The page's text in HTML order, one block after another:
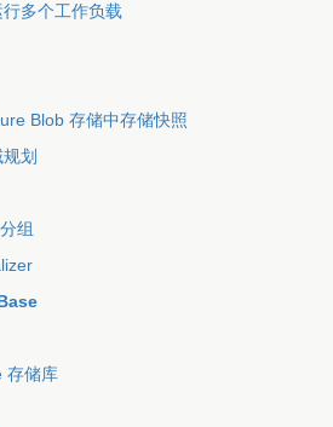
多个工作负载
Blob 存储中存储快照
划
组
存储库